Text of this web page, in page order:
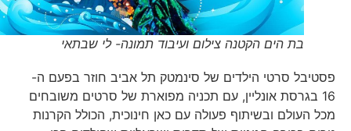
בת הים הקטנה צילום ועיבוד תמונה- לי שבתאי
פסטיבל סרטי הילדים של סינמטק תל אביב חוזר בפעם ה-
16 בגרסת אונליין, עם תכניה מפוארת של סרטים משובחים
מכל העולם ובשיתוף פעולה עם כאן חינוכית, הכולל הקרנות